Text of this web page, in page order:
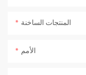
المنتجات الساخنة
الأمم